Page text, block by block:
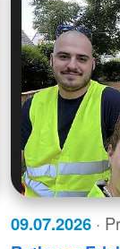
09.07.2026 ·